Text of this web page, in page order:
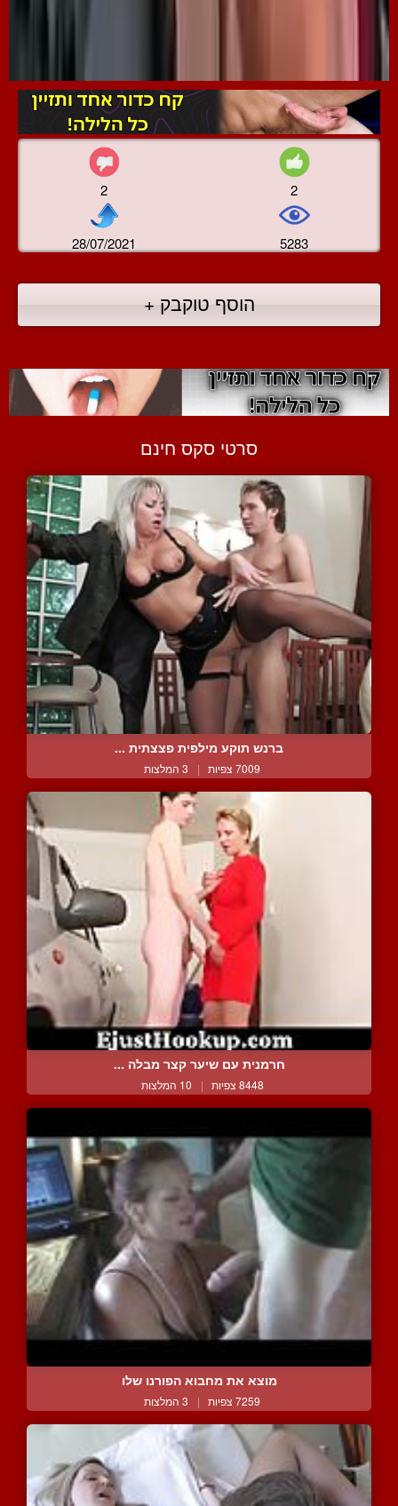
2 2
28/07/2021 5283
הוסף טוקבק +
סרטי סקס חינם
ברנש תוקע מילפית פצצתית ...
7009 צפיות | 3 המלצות
חרמנית עם שיער קצר מבלה ...
8448 צפיות | 10 המלצות
מוצא את מחבוא הפורנו שלו
7259 צפיות | 3 המלצות